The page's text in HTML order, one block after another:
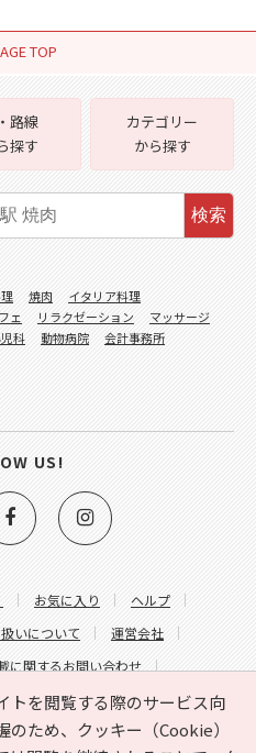
TOP
トを閲覧する際のサービス向
のため、クッキー（Cookie）
お気に入り
ヘルプ
いについて
運営会社
に関するお問い合わせ
するお問い合わせ
路線
探す
カテゴリー
から探す
検索
焼肉
イタリア料理
ェ リラクゼーション
マッサージ
科 動物病院
会計事務所
US!